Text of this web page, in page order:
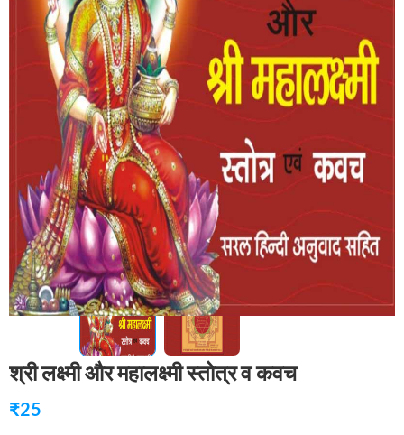
श्री लक्ष्मी और महालक्ष्मी स्तोत्र व कवच
₹25